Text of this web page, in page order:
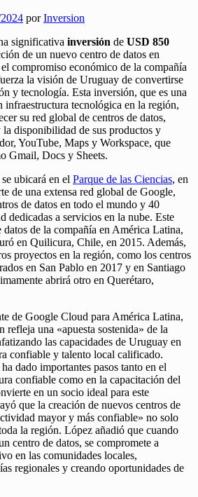
porInversion
significativa inversión de USD 850
de un nuevo centro de datos en
compromiso económico de la compañía
la visión de Uruguay de convertirse
y tecnología. Esta inversión, que es una
infraestructura tecnológica en la región,
su red global de centros de datos,
disponibilidad de sus productos y
YouTube, Maps y Workspace, que
Gmail, Docs y Sheets.
ubicará en el Parque de las Ciencias, en
de una extensa red global de Google,
de datos en todo el mundo y 40
dedicadas a servicios en la nube. Este
datos de la compañía en América Latina,
en Quilicura, Chile, en 2015. Además,
proyectos en la región, como los centros
en San Pablo en 2017 y en Santiago
abrirá otro en Querétaro,
de Google Cloud para América Latina,
refleja una «apuesta sostenida» de la
las capacidades de Uruguay en
confiable y talento local calificado.
dado importantes pasos tanto en el
confiable como en la capacitación del
en un socio ideal para este
que la creación de nuevos centros de
mayor y más confiable» no solo
la región. López añadió que cuando
centro de datos, se compromete a
en las comunidades locales,
regionales y creando oportunidades de